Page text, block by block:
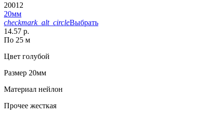
20012
20мм
checkmark_alt_circleВыбрать
14.57 р.
По 25 м
Цвет голубой
Размер 20мм
Материал нейлон
Прочее жесткая